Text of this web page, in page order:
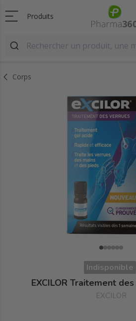
Produits
Corps
Indisponible
EXCILOR Traitement
EXCILOR